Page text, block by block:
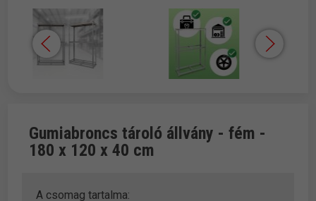
Gumiabroncs tároló állvány - fém -
180 x 120 x 40 cm
A csomag tartalma: